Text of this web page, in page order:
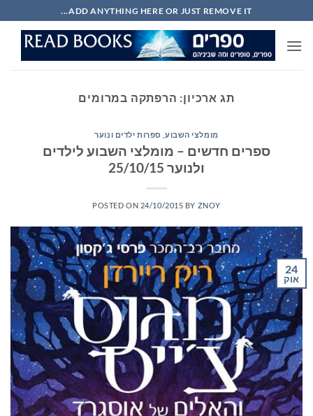
to
content
ADD ANYTHING HERE OR JUST REMOVE IT...
תג ארכיון: הרפתקה במרומים
מומלצי השבוע ספרות ילדים ונוער
ספרים חדשים – מומלצי השבוע לילדים
ולנוער 25/10/15
POSTED ON 24/10/2015 BY ZNOY
24
אוק